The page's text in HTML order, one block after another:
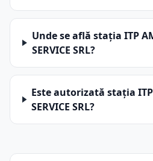
Unde se află stația ITP
SERVICE SRL?
Este autorizată stația ITP
SERVICE SRL?